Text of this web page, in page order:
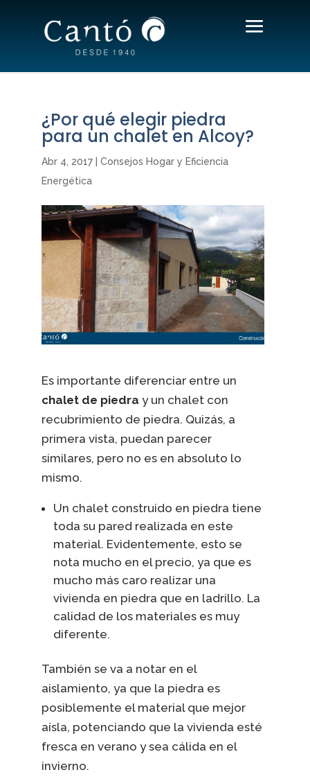
¿Por qué elegir piedra
para un chalet en Alcoy?
Abr 4, 2017| Consejos Hogar y Eficiencia
Energética
Es importante diferenciar entre un
chalet de piedra y un chalet con
recubrimiento de piedra. Quizás, a
primera vista, puedan parecer
similares, pero no es en absoluto lo
mismo.
Un chalet construido en piedra tiene
toda su pared realizada en este
material. Evidentemente, esto se
nota mucho en el precio, ya que es
mucho más caro realizar una
vivienda en piedra que en ladrillo. La
calidad de los materiales es muy
diferente.
También se va a notar en el
aislamiento, ya que la piedra es
posiblemente el material que mejor
aísla, potenciando que la vivienda esté
fresca en verano y sea cálida en el
invierno.